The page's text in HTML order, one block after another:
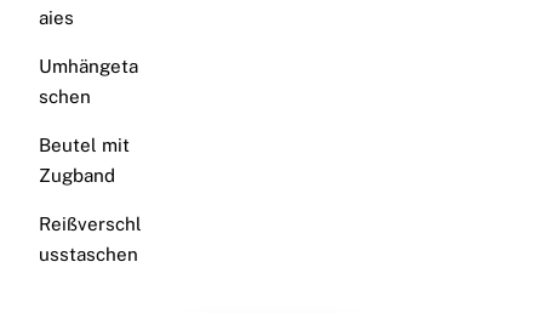
aies
Umhängeta
schen
Beutel mit
Zugband
Reißverschl
usstaschen